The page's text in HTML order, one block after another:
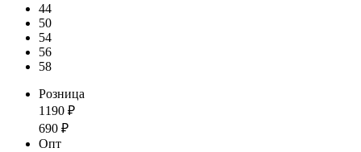
44
50
54
56
58
Розница
1190 ₽
690 ₽
Опт